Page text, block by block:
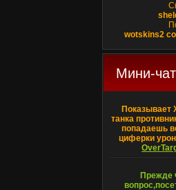
wotskins2
Мини-чат
Показывает
танка
попадаешь
циферки
Прежде